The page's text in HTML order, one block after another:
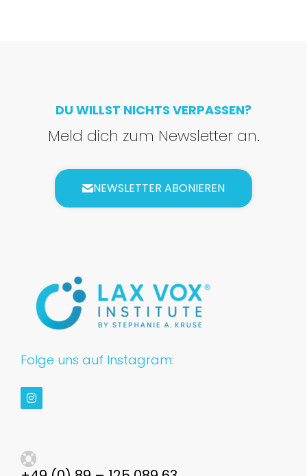
DU WILLST NICHTS VERPASSEN?
Meld dich zum Newsletter an.
NEWSLETTER ABONIEREN
Folge uns auf Instagram: